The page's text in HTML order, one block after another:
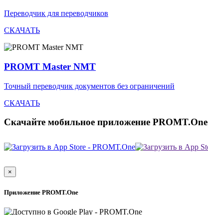
Переводчик для переводчиков
СКАЧАТЬ
PROMT Master NMT
Точный переводчик документов без ограничений
СКАЧАТЬ
Скачайте мобильное приложение PROMT.One
×
Приложение PROMT.One